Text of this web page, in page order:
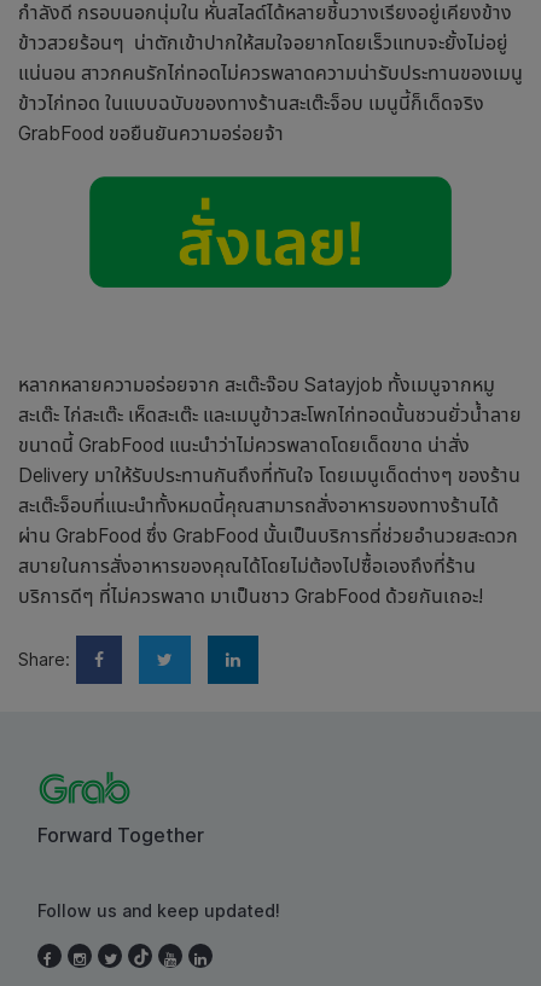
กำลังดี กรอบนอกนุ่มใน หั่นสไลด์ได้หลายชิ้นวางเรียงอยู่เคียงข้าง
ข้าวสวยร้อนๆ น่าตักเข้าปากให้สมใจอยากโดยเร็วแทบจะยั้งไม่อยู่
แน่นอน สาวกคนรักไก่ทอดไม่ควรพลาดความน่ารับประทานของเมนู
ข้าวไก่ทอด ในแบบฉบับของทางร้านสะเต๊ะจ็อบ เมนูนี้ก็เด็ดจริง
GrabFood ขอยืนยันความอร่อยจ้า
หลากหลายความอร่อยจาก สะเต๊ะจ๊อบ Satayjob ทั้งเมนูจากหมู
สะเต๊ะ ไก่สะเต๊ะ เห็ดสะเต๊ะ และเมนูข้าวสะโพกไก่ทอดนั้นชวนยั่วน้ำลาย
ขนาดนี้ GrabFood แนะนำว่าไม่ควรพลาดโดยเด็ดขาด น่าสั่ง
Delivery มาให้รับประทานกันถึงที่ทันใจ โดยเมนูเด็ดต่างๆ ของร้าน
สะเต๊ะจ็อบที่แนะนำทั้งหมดนี้คุณสามารถสั่งอาหารของทางร้านได้
ผ่าน GrabFood ซึ่ง GrabFood นั้นเป็นบริการที่ช่วยอำนวยสะดวก
สบายในการสั่งอาหารของคุณได้โดยไม่ต้องไปซื้อเองถึงที่ร้าน
บริการดีๆ ที่ไม่ควรพลาด มาเป็นชาว GrabFood ด้วยกันเถอะ!
Share:
Forward Together
Follow us and keep updated!